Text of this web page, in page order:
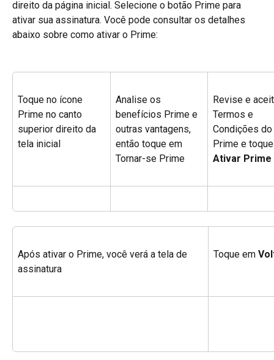
direito da página inicial. Selecione o botão Prime para
ativar sua assinatura. Você pode consultar os detalhes
abaixo sobre como ativar o Prime:
Toque no ícone
Prime no canto
superior direito da
tela inicial
Analise os
benefícios Prime e
outras vantagens,
então toque em
Tornar-se Prime
Revise e
Termos e
Condições do
Prime e
Ativar Prime
Após ativar o Prime, você verá a tela de
assinatura
Toque em